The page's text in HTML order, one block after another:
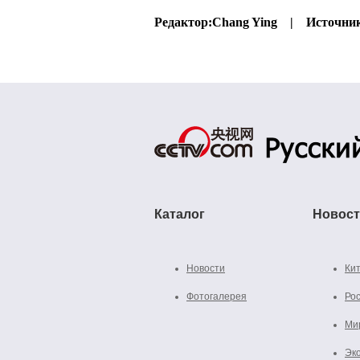
Редактор:Chang Ying |
Каталог
Новости
Фотогалерея